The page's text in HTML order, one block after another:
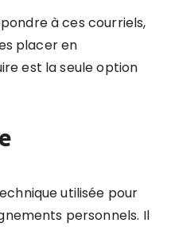
à ces courriels,
placer en
est la seule option
utilisée pour
personnels. Il